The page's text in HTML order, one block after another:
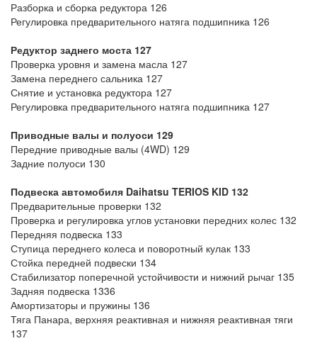
Разборка и сборка редуктора 126
Регулировка предварительного натяга подшипника 126
Редуктор заднего моста 127
Проверка уровня и замена масла 127
Замена переднего сальника 127
Снятие и установка редуктора 127
Регулировка предварительного натяга подшипника 127
Приводные валы и полуоси 129
Передние приводные валы (4WD) 129
Задние полуоси 130
Подвеска автомобиля Daihatsu TERIOS KID 132
Предварительные проверки 132
Проверка и регулировка углов установки передних колес 132
Передняя подвеска 133
Ступица переднего колеса и поворотный кулак 133
Стойка передней подвески 134
Стабилизатор поперечной устойчивости и нижний рычаг 135
Задняя подвеска 1336
Амортизаторы и пружины 136
Тяга Панара, верхняя реактивная и нижняя реактивная тяги
137